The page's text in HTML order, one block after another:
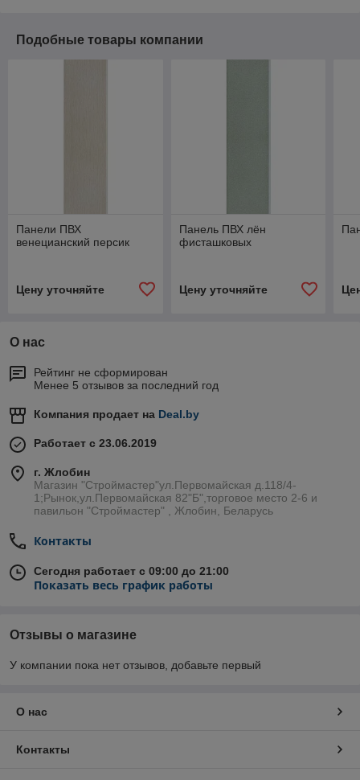
Подобные товары компании
Панели ПВХ
венецианский персик
Цену уточняйте
Панель ПВХ лён
фисташковых
Цену уточняйте
О нас
Рейтинг не сформирован
Менее 5 отзывов за последний год
Компания продает на Deal.by
Работает с 23.06.2019
г. Жлобин
Магазин "Строймастер"ул.Первомайская д.118/4-
1;Рынок,ул.Первомайская 82"Б",торговое место 2-6 и
павильон "Строймастер" , Жлобин, Беларусь
Контакты
Сегодня работает с 09:00 до 21:00
Показать весь график работы
Отзывы о магазине
У компании пока нет отзывов, добавьте первый
О нас
Контакты